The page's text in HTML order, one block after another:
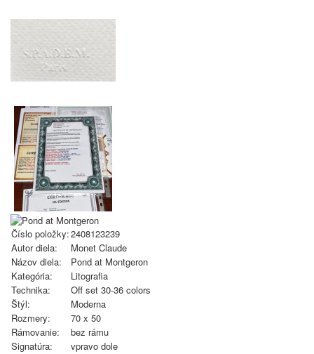
Číslo položky:2408123239
Autor diela:
Monet Claude
Názov diela:
Pond at Montgeron
Kategória:
Litografia
Technika:
Off set 30-36 colors
Štýl:
Moderna
Rozmery:
70 x 50
Rámovanie:
bez rámu
Signatúra:
vpravo dole